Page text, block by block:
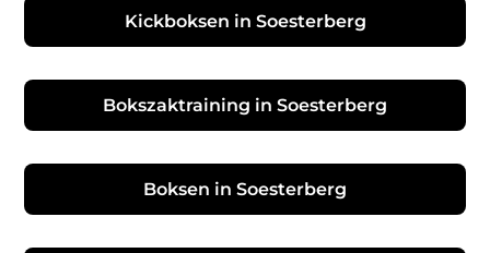
Kickboksen in Soesterberg
Bokszaktraining in Soesterberg
Boksen in Soesterberg